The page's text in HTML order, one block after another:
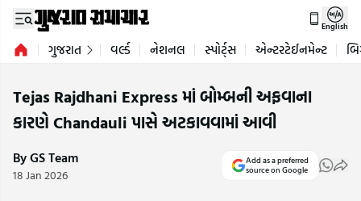
English
ગુજરાત વર્લ્ડ નેશનલ સ્પોર્ટ્સ એન્ટરટેઈનમેન્ટ
Tejas Rajdhani Express માં બોમ્બની અફવાના
કારણે Chandauli પાસે અટકાવવામાં આવી
By GS Team
18 Jan 2026
Add as a preferred
source on Google